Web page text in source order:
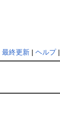
最終更新| ヘルプ|